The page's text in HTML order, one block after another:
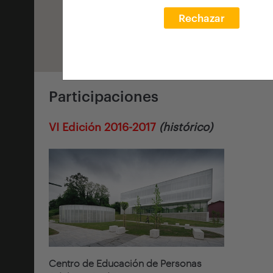
Rechazar
Participaciones
VI Edición 2016-2017 (histórico)
Centro de Educación de Personas